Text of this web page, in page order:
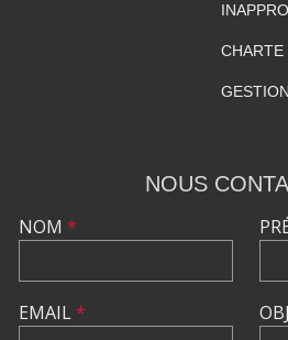
CHARTE
NOUS
NOM *
EMAIL*